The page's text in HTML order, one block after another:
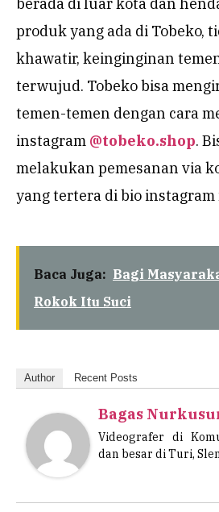
produk yang ada di Tobeko,
khawatir, keinginginan
terwujud. Tobeko bisa
temen-temen dengan cara
instagram @tobeko.shop.
melakukan pemesanan via
yang tertera di bio instagram
Baca Juga: Bagi
Rokok Itu Suci
Author Recent Posts
Bagas
Videografer di
dan besar di Turi,